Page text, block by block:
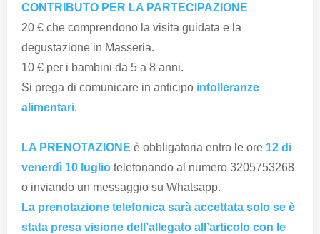
CONTRIBUTO PER LA PARTECIPAZIONE
20 € che comprendono la visita guidata e la
degustazione in Masseria.
10 € per i bambini da 5 a 8 anni.
Si prega di comunicare in anticipo intolleranze
alimentari.
LA PRENOTAZIONE è obbligatoria entro le ore 12 di
venerdì 10 luglio telefonando al numero 3205753268
o inviando un messaggio su Whatsapp.
La prenotazione telefonica sarà accettata solo se è
stata presa visione dell’allegato all’articolo con le